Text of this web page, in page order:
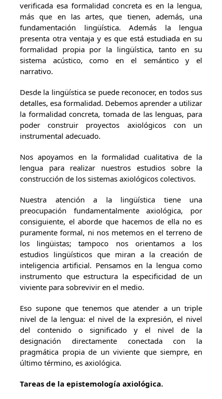
verificada esa formalidad concreta es en la lengua,
más que en las artes, que tienen, además, una
fundamentación lingüística. Además la lengua
presenta otra ventaja y es que está estudiada en su
formalidad propia por la lingüística, tanto en su
sistema acústico, como en el semántico y el
narrativo.
Desde la lingüística se puede reconocer, en todos sus
detalles, esa formalidad. Debemos aprender a utilizar
la formalidad concreta, tomada de las lenguas, para
poder construir proyectos axiológicos con un
instrumental adecuado.
Nos apoyamos en la formalidad cualitativa de la
lengua para realizar nuestros estudios sobre la
construcción de los sistemas axiológicos colectivos.
Nuestra atención a la lingüística tiene una
preocupación fundamentalmente axiológica, por
consiguiente, el aborde que hacemos de ella no es
puramente formal, ni nos metemos en el terreno de
los lingüistas; tampoco nos orientamos a los
estudios lingüísticos que miran a la creación de
inteligencia artificial. Pensamos en la lengua como
instrumento que estructura la especificidad de un
viviente para sobrevivir en el medio.
Eso supone que tenemos que atender a un triple
nivel de la lengua: el nivel de la expresión, el nivel
del contenido o significado y el nivel de la
designación directamente conectada con la
pragmática propia de un viviente que siempre, en
último término, es axiológica.
Tareas de la epistemología axiológica.